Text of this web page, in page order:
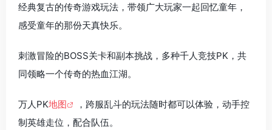
经典复古的传奇游戏玩法，带领广大玩家一起回忆童年，
感受童年的那份天真快乐。
刺激冒险的BOSS关卡和副本挑战，多种千人竞技PK，共
同领略一个传奇的热血江湖。
万人PK地图
，跨服乱斗的玩法随时都可以体验，动手控
制英雄走位，配合队伍。